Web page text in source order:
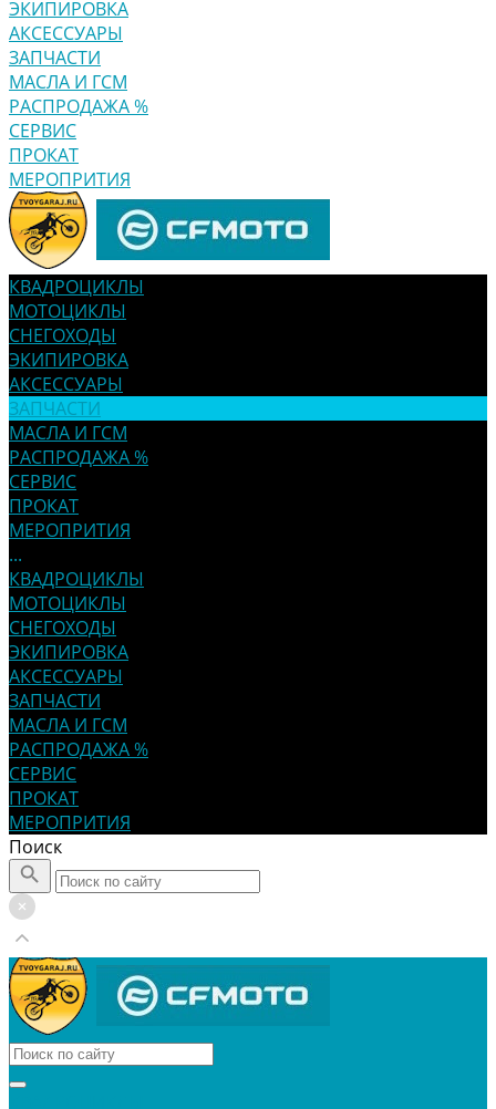
ЭКИПИРОВКА
АКСЕССУАРЫ
ЗАПЧАСТИ
МАСЛА И ГСМ
РАСПРОДАЖА %
СЕРВИС
ПРОКАТ
МЕРОПРИТИЯ
КВАДРОЦИКЛЫ
МОТОЦИКЛЫ
СНЕГОХОДЫ
ЭКИПИРОВКА
АКСЕССУАРЫ
ЗАПЧАСТИ
МАСЛА И ГСМ
РАСПРОДАЖА %
СЕРВИС
ПРОКАТ
МЕРОПРИТИЯ
...
КВАДРОЦИКЛЫ
МОТОЦИКЛЫ
СНЕГОХОДЫ
ЭКИПИРОВКА
АКСЕССУАРЫ
ЗАПЧАСТИ
МАСЛА И ГСМ
РАСПРОДАЖА %
СЕРВИС
ПРОКАТ
МЕРОПРИТИЯ
Поиск